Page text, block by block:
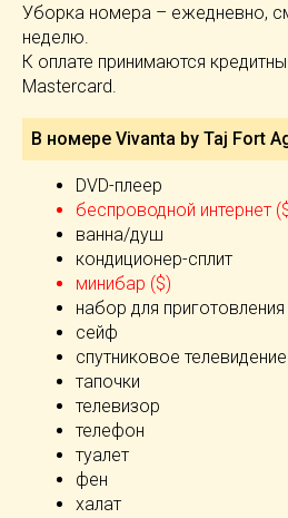
Уборка номера – ежедневно,
неделю.
К оплате принимаются
Mastercard.
В номере Vivanta by Taj Fort
DVD-плеер
беспроводной интернет
ванна/душ
кондиционер-сплит
минибар ($)
набор для
сейф
спутниковое телевидение
тапочки
телевизор
телефон
туалет
фен
халат